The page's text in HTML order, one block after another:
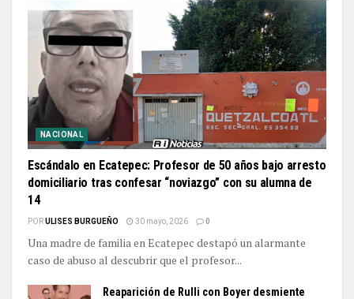
NACIONAL
Escándalo en Ecatepec: Profesor de 50 años bajo arresto
domiciliario tras confesar “noviazgo” con su alumna de
14
PORULISES BURGUEÑO 30 mayo, 2026 0
Una madre de familia en Ecatepec destapó un alarmante
caso de abuso al descubrir que el profesor...
Reaparición de Rulli con Boyer desmiente